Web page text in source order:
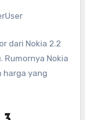
dari Nokia 2.2
Rumornya Nokia
harga yang